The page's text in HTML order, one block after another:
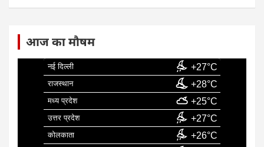
आज का मौषम
नई दिल्ली +27°C
राजस्थान +28°C
मध्य प्रदेश +25°C
उत्तर प्रदेश +27°C
कोलकाता +26°C